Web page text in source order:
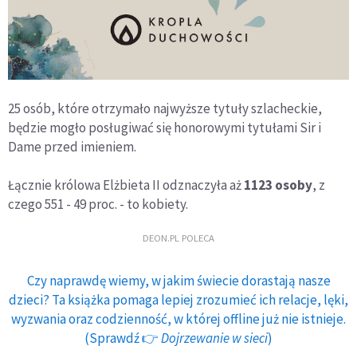
25 osób, które otrzymało najwyższe tytuły szlacheckie,
będzie mogło posługiwać się honorowymi tytułami Sir i
Dame przed imieniem.
Łącznie królowa Elżbieta II odznaczyła aż1123 osoby, z
czego 551 - 49 proc. - to kobiety.
DEON.PL POLECA
Czy naprawdę wiemy, w jakim świecie dorastają nasze
dzieci? Ta książka pomaga lepiej zrozumieć ich relacje, lęki,
wyzwania oraz codzienność, w której offline już nie istnieje.
(Sprawdź 👉Dojrzewanie w sieci)